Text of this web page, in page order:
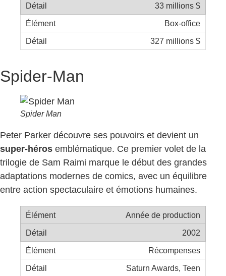
33 millions $
Box-office
327 millions $
Spider-Man
Spider Man
Peter Parker découvre ses pouvoirs et devient un
super-héros emblématique. Ce premier volet de la
trilogie de Sam Raimi marque le début des grandes
adaptations modernes de comics, avec un équilibre
entre action spectaculaire et émotions humaines.
Année de production
2002
Récompenses
Saturn Awards, Teen